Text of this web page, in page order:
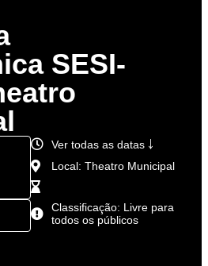
SESI-
Ver todas as datas ￬
Local: Theatro Municipal
Classificação: Livre para
todos os públicos